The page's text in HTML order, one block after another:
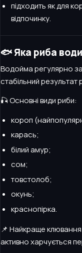
підходить як для
відпочинку.
🐟 Яка риба
Водойма регулярно
стабільний результат
🎣 Основні види риби:
короп
карась;
білий амур;
сом;
товстолоб;
окунь;
краснопірка.
📌 Найкраще клювання
активно харчується